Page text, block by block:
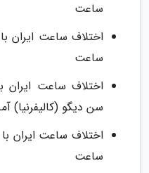
ساعت
ساعت
اختلاف ساعت ایران
سن دیگو (کالیفرنیا) آمریکا:
ساعت